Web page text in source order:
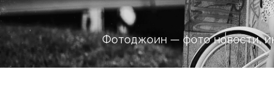
Фотоджоин — фото новости,